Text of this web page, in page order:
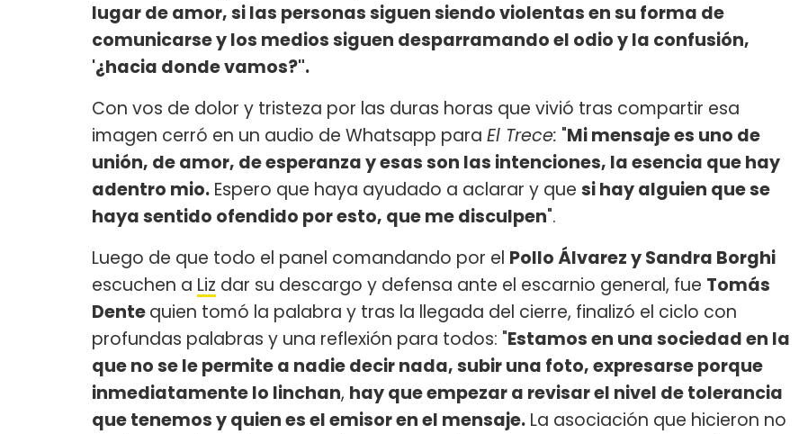
lugar de amor, si las personas siguen siendo violentas en su forma de
comunicarse y los medios siguen desparramando el odio y la confusión,
'¿hacia donde vamos?".
Con vos de dolor y tristeza por las duras horas que vivió tras compartir esa
imagen cerró en un audio de Whatsapp para El Trece: "Mi mensaje es uno de
unión, de amor, de esperanza y esas son las intenciones, la esencia que hay
adentro mio. Espero que haya ayudado a aclarar y que si hay alguien que se
haya sentido ofendido por esto, que me disculpen".
Luego de que todo el panel comandando por el Pollo Álvarez y Sandra Borghi
escuchen a Liz dar su descargo y defensa ante el escarnio general, fue Tomás
Dentequien tomó la palabra y tras la llegada del cierre, finalizó el ciclo con
profundas palabras y una reflexión para todos: "Estamos en una sociedad en la
que no se le permite a nadie decir nada, subir una foto, expresarse porque
inmediatamente lo linchan, hay que empezar a revisar el nivel de tolerancia
que tenemos y quien es el emisor en el mensaje. La asociación que hicieron no